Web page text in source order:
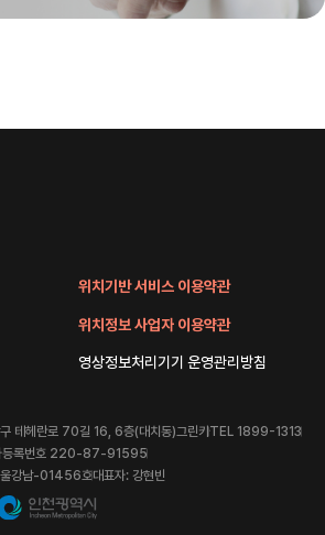
위치기반 서비스 이용약관
위치정보 사업자 이용약관
영상정보처리기기 운영관리방침
테헤란로 70길 16, 6층(대치동)그린카 TEL 1899-1313
등록번호 220-87-91595
울강남-01456호대표자: 강현빈